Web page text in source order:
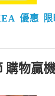
優惠
購物贏